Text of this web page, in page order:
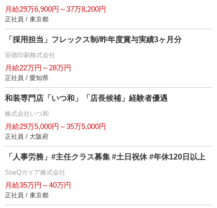
月給29万6,900円～37万8,200円
正社員 / 東京都
「採用担当」フレックス制/昨年度賞与実績3ヶ月分
笹徳印刷株式会社
月給22万円～28万円
正社員 / 愛知県
和装専門店「いつ和」「店長候補」経験者優遇
株式会社いつ和
月給29万5,000円～35万5,000円
正社員 / 大阪府
「人事労務」#主任クラス募集 #土日祝休 #年休120日以上
StarQガイア株式会社
月給35万円～40万円
正社員 / 東京都